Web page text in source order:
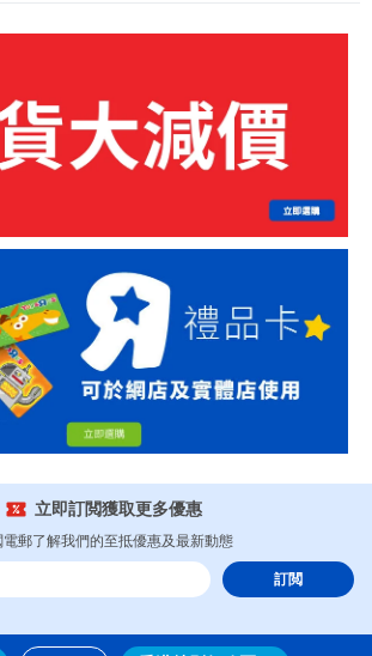
立即訂閲獲取更多優惠
電郵了解我們的至抵優惠及最新動態
訂閲